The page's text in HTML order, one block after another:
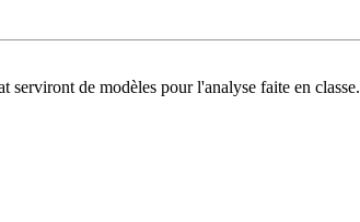
serviront de modèles pour l'analyse faite en classe.